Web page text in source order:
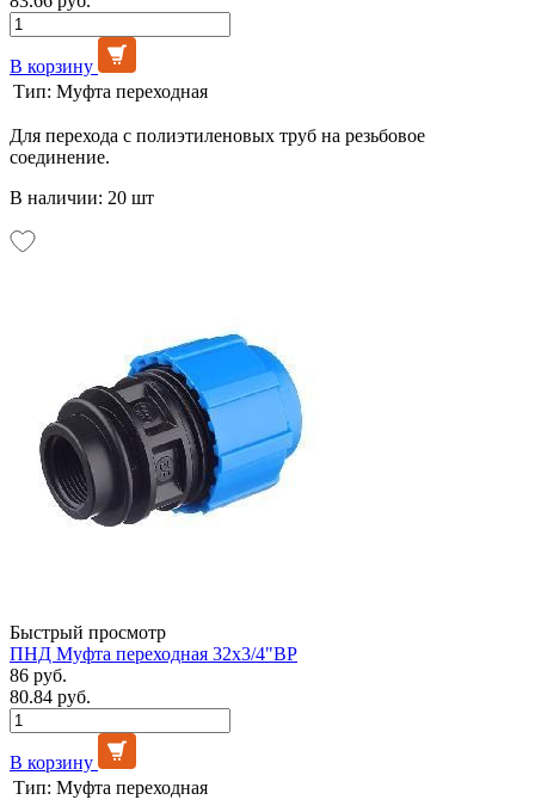
В корзину
Тип: Муфта переходная
Для перехода с полиэтиленовых труб на резьбовое
соединение.
В наличии: 20 шт
Быстрый просмотр
ПНД Муфта переходная 32х3/4"ВР
86 руб.
80.84 руб.
В корзину
Тип: Муфта переходная